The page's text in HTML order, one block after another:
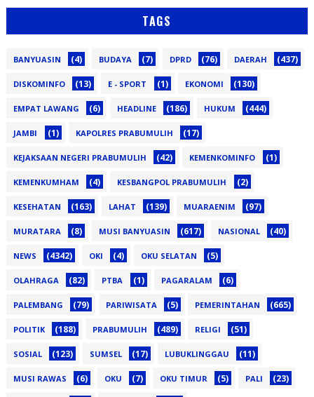
TAGS
BANYUASIN (4) BUDAYA (7) DPRD (76) DAERAH (437)
DISKOMINFO (13) E - SPORT (1) EKONOMI (130)
EMPAT LAWANG (6) HEADLINE (186) HUKUM (444)
JAMBI (1) KAPOLRES PRABUMULIH (17)
KEJAKSAAN NEGERI PRABUMULIH (42) KEMENKOMINFO (1)
KEMENKUMHAM (4) KESBANGPOL PRABUMULIH (2)
KESEHATAN (163) LAHAT (139) MUARAENIM (97)
MURATARA (8) MUSI BANYUASIN (617) NASIONAL (40)
NEWS (4342) OKI (4) OKU SELATAN (5)
OLAHRAGA (82) PTBA (1) PAGARALAM (6)
PALEMBANG (79) PARIWISATA (5) PEMERINTAHAN (665)
POLITIK (188) PRABUMULIH (489) RELIGI (51)
SOSIAL (123) SUMSEL (17) LUBUKLINGGAU (11)
MUSI RAWAS (6) OKU (7) OKU TIMUR (5) PALI (23)